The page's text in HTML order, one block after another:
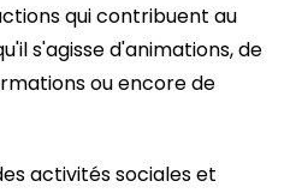
qui contribuent au
s'agisse d'animations, de
ou encore de
activités sociales et